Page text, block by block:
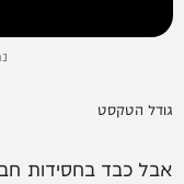
גודל הטקסט
אבל כבד בחסידות